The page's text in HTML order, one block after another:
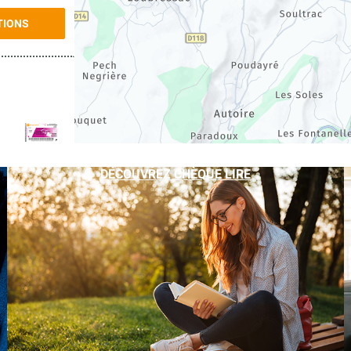
DÉCOUVREZ CHÈQUE LIRE